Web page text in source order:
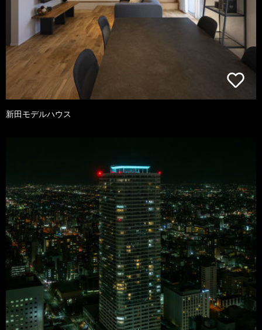
新田モデルハウス